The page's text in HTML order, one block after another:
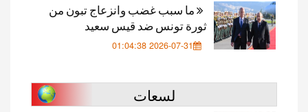
ما سبب غضب وانزعاج تبون من
ثورة تونس ضد قيس سعيد
2026-07-31 01:04:38
لسعات